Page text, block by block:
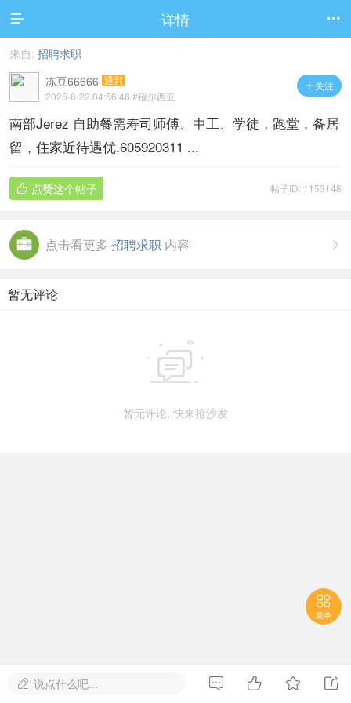
 详情 
来自: 招聘求职
 关注
冻豆66666 通判
2025-6-22 04:56:46 #穆尔西亚
南部Jerez 自助餐需寿司师傅、中工、学徒，跑堂，备居
留，住家近待遇优.605920311 ...
帖子ID: 1153148
 点赞这个帖子

点击看更多 招聘求职 内容
暂无评论

暂无评论, 快来抢沙发

菜单
 说点什么吧...    